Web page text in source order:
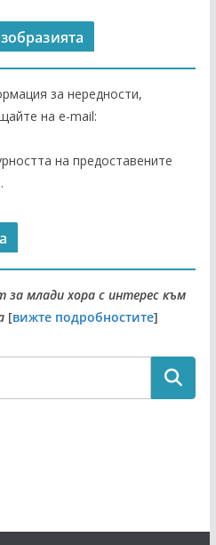
за нередности,
на е-mail:
на предоставените
млади хора с интерес към
[вижте подробностите]